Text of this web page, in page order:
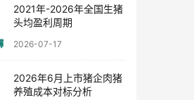
2021年-2026年全国生猪
头均盈利周期
2026-07-17
2026年6月上市猪企肉猪
养殖成本对标分析